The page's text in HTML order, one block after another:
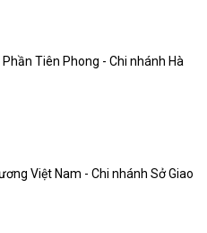
34″ / WQHD
Tiên Phong - Chi nhánh Hà
Việt Nam - Chi nhánh Sở Giao